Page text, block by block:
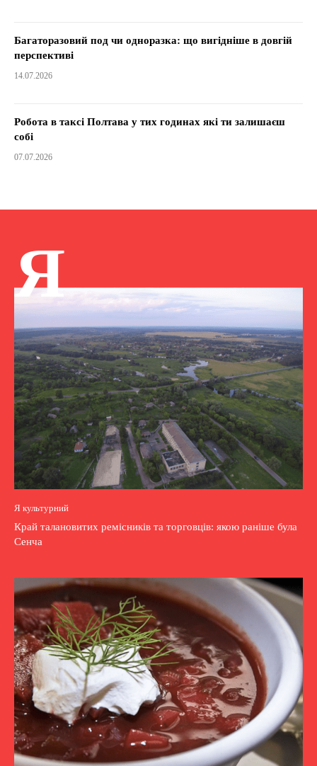
Багаторазовий под чи одноразка: що вигідніше в довгій
перспективі
14.07.2026
Робота в таксі Полтава у тих годинах які ти залишаєш
собі
07.07.2026
Я
Я культурний
Край талановитих ремісників та торговців: якою раніше була
Сенча